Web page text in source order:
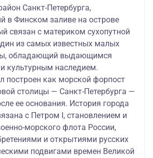
Санкт-Петербурга,
в Финском заливе на острове
связан с материком сухопутной
из самых известных малых
обладающий выдающимся
культурным наследием.
построен как морской форпост
столицы — Санкт-Петербурга —
ее основания. История города
с Петром I, становлением и
морского флота России,
и открытиями русских
подвигами времен Великой